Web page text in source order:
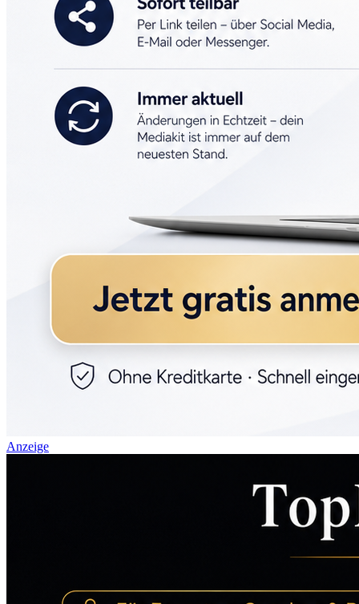
Anzeige